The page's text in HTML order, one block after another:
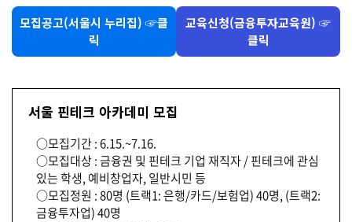
모집공고(서울시 누리집) ☞클
릭
교육신청(금융투자교육원) ☞
클릭
서울 핀테크 아카데미 모집
○모집기간 : 6.15.~7.16.
○모집대상 : 금융권 및 핀테크 기업 재직자 / 핀테크에 관심
있는 학생, 예비창업자, 일반시민 등
○모집정원 : 80명 (트랙1: 은행/카드/보험업) 40명, (트랙2:
금융투자업) 40명